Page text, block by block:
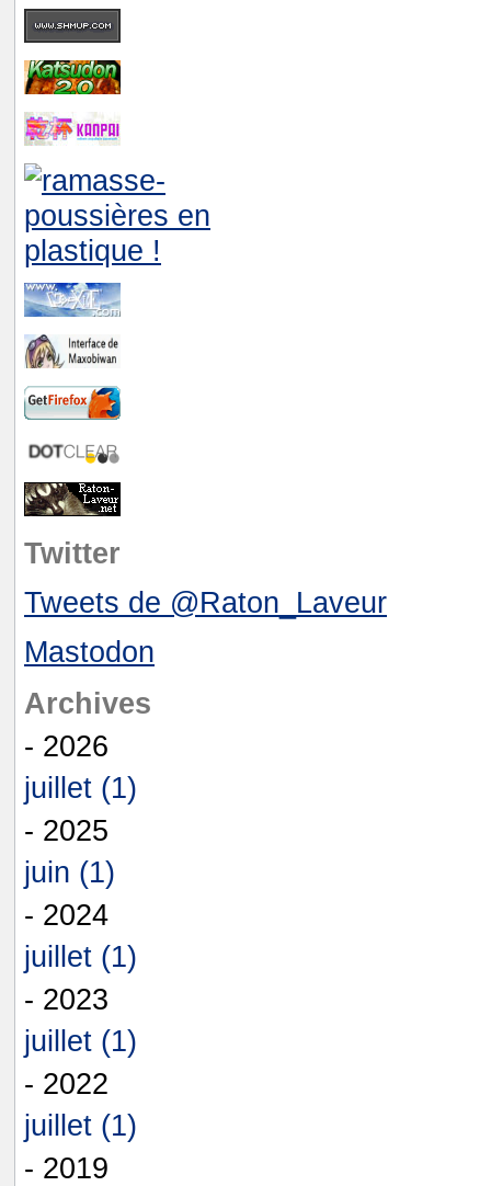
Twitter
Tweets de @Raton_Laveur
Mastodon
Archives
- 2026
juillet (1)
- 2025
juin (1)
- 2024
juillet (1)
- 2023
juillet (1)
- 2022
juillet (1)
- 2019